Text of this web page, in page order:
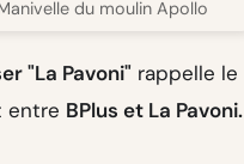
du moulin Apollo
"La Pavoni" rappelle le
entre BPlus et La Pavoni.